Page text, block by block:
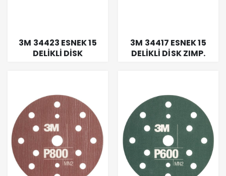
3M 34423 ESNEK 15
DELİKLİ DİSK
3M 34417 ESNEK 15
DELİKLİ DİSK ZIMP.